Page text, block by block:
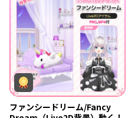
ファンシードリーム/Fancy